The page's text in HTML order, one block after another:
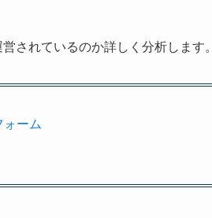
されているのか詳しく分析します。
ーム